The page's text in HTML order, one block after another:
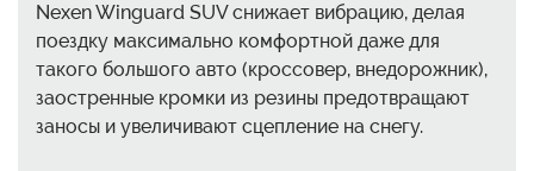
Nexen Winguard SUV снижает вибрацию, делая
поездку максимально комфортной даже для
такого большого авто (кроссовер, внедорожник),
заостренные кромки из резины предотвращают
заносы и увеличивают сцепление на снегу.